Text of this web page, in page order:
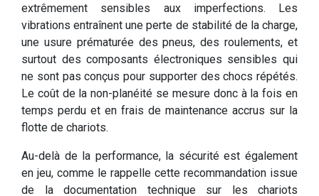
extrêmement sensibles aux imperfections. Les
vibrations entraînent une perte de stabilité de la charge,
une usure prématurée des pneus, des roulements, et
surtout des composants électroniques sensibles qui
ne sont pas conçus pour supporter des chocs répétés.
Le coût de la non-planéité se mesure donc à la fois en
temps perdu et en frais de maintenance accrus sur la
flotte de chariots.
Au-delà de la performance, la sécurité est également
en jeu, comme le rappelle cette recommandation issue
de la documentation technique sur les chariots